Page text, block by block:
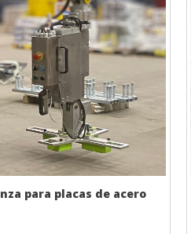
para placas de acero